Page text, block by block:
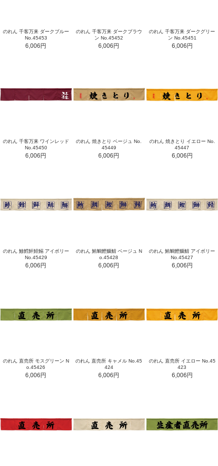
のれん 千客万来 ダークブルー
No.45453
6,006円
のれん 千客万来 ダークブラウ
ン No.45452
6,006円
のれん 千客万来 ダークグリー
ン No.45451
6,006円
のれん 千客万来 ワインレッド
No.45450
6,006円
のれん 焼きとり ベージュ No.
45449
6,006円
のれん 焼きとり イエロー No.
45447
6,006円
のれん 鯵鱈鮃鯡鰯 アイボリー
No.45429
6,006円
のれん 鮪鯛鰹鰤鯖 ベージュ N
o.45428
6,006円
のれん 鮪鯛鰹鰤鯖 アイボリー
No.45427
6,006円
のれん 直売所 モスグリーン N
o.45426
6,006円
のれん 直売所 キャメル No.45
424
6,006円
のれん 直売所 イエロー No.45
423
6,006円